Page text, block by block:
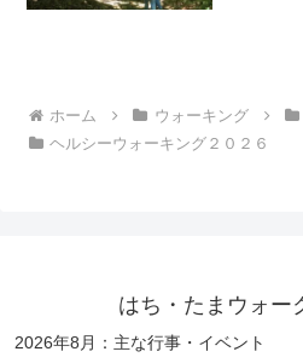
ホーム ウォーキング
ヘルシーウォーキング２０２６
はち・たまウォー
2026年8月：主な行事・イベント